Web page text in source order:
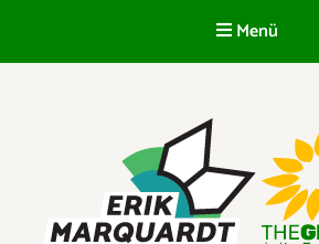
Menü